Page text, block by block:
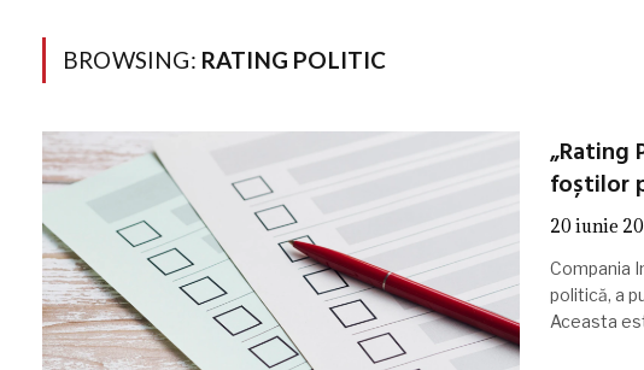
BROWSING: RATING POLITIC
„Rating
foștilor
20 iunie
Compania
politică, a
Aceasta